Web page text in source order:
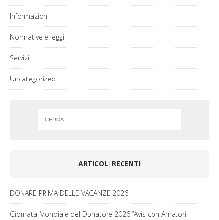
Informazioni
Normative e leggi
Servizi
Uncategorized
ARTICOLI RECENTI
DONARE PRIMA DELLE VACANZE 2026
Giornata Mondiale del Donatore 2026 “Avis con Amatori